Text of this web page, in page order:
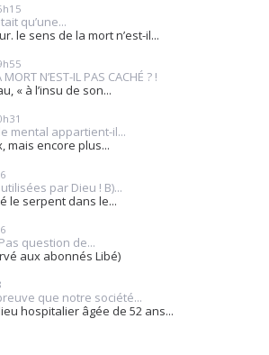
qu’une...
le sens de la mort n’est-il...
N’EST-IL PAS CACHÉ ? !
« à l’insu de son...
mental appartient-il...
mais encore plus...
par Dieu ! B)...
le serpent dans le...
question de...
aux abonnés Libé)
que notre société...
hospitalier âgée de 52 ans...